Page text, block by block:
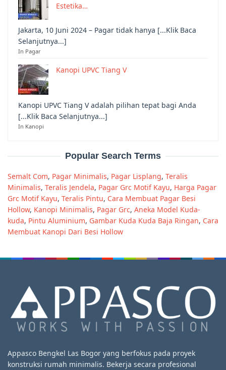
Estetika…
Jakarta, 10 Juni 2024 – Pagar tidak hanya [...Klik Baca
Selanjutnya...]
In Pagar
Kanopi UPVC Tiang V
Kanopi UPVC Tiang V adalah pilihan tepat bagi Anda
[...Klik Baca Selanjutnya...]
In Kanopi
Popular Search Terms
Semalt Com, Pagar Minimalis, Pagar Lisplang, Teralis
Minimalis, Teralis Jendela, Pagar Grc Motif Kayu, Harga Pagar
Grc Motif Kayu, Teralis Pintu, Cara Membuat Pagar Besi
Hollow, Kanopi Minimalis, Pagar Grc, Aneka Model Kuda-
kuda, Pintu Aluminium, Gambar Kuda Kuda Baja Ringan, Cara
Membuat Kanopi Dari Besi Hollow
Appasco Bengkel Las Bogor yang berfokus pada proyek
konstruksi rumah minimalis. Bekerja secara profesional